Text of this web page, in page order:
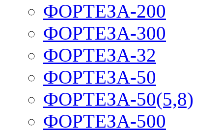
ФОРТЕЗА-200
ФОРТЕЗА-300
ФОРТЕЗА-32
ФОРТЕЗА-50
ФОРТЕЗА-50(5,8)
ФОРТЕЗА-500